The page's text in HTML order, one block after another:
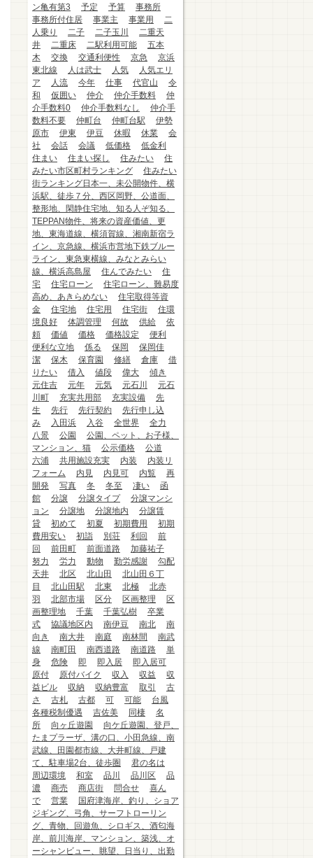
ン亀有第3
予定 予算
事務所
事務所付住居
事業主 事業用
二
人乗り
二子 二子玉川
二重天
井
二重床 二駅利用可能
五本
木
交換 交通利便性 京急
京浜
東北線
人は武士 人気
人気エリ
ア
人流 今年 仕事 代官山
令
和
仮囲い 仲介 仲介手数料
仲
介手数料0
仲介手数料なし
仲介手
数料不要
仲町台 仲町台駅
伊勢
原市
伊東 伊豆 休暇 休業
会
社
会話 会議 低価格
低金利
住まい
住まい探し 住みたい
住
みたい市区町村ランキング
住みたい
街ランキング日本一、未公開物件、横
浜駅、徒歩７分、西区岡野、公道面、
整形地、閑静住宅地、知る人ぞ知る、
TEPPAN物件、将来の資産価値、更
地、東海道線、横須賀線、湘南新宿ラ
イン、京急線、横浜市営地下鉄ブルー
ライン、東急東横線、みなとみらい
線、横浜高島屋
住んでみたい
住
宅
住宅ローン
住宅ローン、難易度
高め、あきらめない
住宅取得等資
金
住宅地 住宅用 住宅街
住環
境良好
体調管理 何故 供給
依
頼
価値 価格 価格設定
便利
便利な立地
係る 保岡
保岡佳
潔
保木 保育園 修繕 倉庫
借
りたい
借入 値段 偉大
傾き
元住吉
元年 元気 元石川
元石
川町
充実共用部 充実設備
先
生
先行 先行契約
先行申し込
み
入田浜 入谷 全世界
全力
八景
公園
公園、ペット、お子様、
マンション、猫
公示価格
公道
六浦
共用施設充実 内装
内装リ
フォーム
内見 内見可 内覧
再
開発
写真 冬 冬至 凄い
函
館
分譲 分譲タイプ
分譲マンシ
ョン
分譲地 分譲地内
分譲賃
貸
初めて 初夏 初期費用
初期
費用安い
初詣 別荘 利回
前
回
前田町 前面道路
加藤祐子
努力
労力 動物 勤労感謝
勾配
天井
北区 北山田
北山田６丁
目
北山田駅 北東 北極
北赤
羽
北部市場 区分 区画整理
区
画整理地
千葉 千葉弘樹
卒業
式
協議地区内 南伊豆 南北
南
向き
南大井 南庭 南林間
南武
線
南町田 南西道路 南道路
単
身
危険 即 即入居
即入居可
原付
原付バイク 収入 収益
収
益ビル
収納 収納豊富 取引
古
さ
古札 古都 可 可能
台風
各種税制優遇
吉佐美 同棲
名
所
向ヶ丘遊園
向ケ丘遊園、登戸、
たまプラーザ、溝の口、小田急線、南
武線、田園都市線、大井町線、戸建
て、駐車場2台、徒歩圏
君の名は
周辺環境
和室 品川 品川区
品
濃
商売 商店街 問合せ
喜ん
で
営業
国府津海岸、釣り、ショア
ジギング、弓角、サーフトローリン
グ、青物、回遊魚、シロギス、酒匂海
岸、前川海岸、マンション、築浅、オ
ーシャンビュー、眺望、日当り、出勤